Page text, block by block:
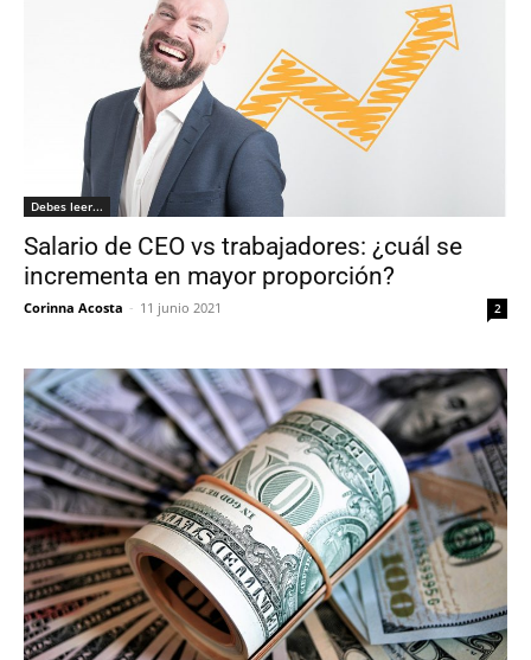
Debes leer...
Salario de CEO vs trabajadores: ¿cuál se
incrementa en mayor proporción?
Corinna Acosta - 11 junio 2021 2